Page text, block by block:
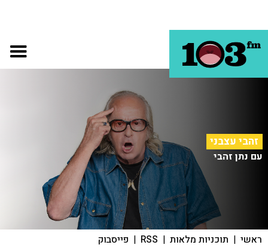
זהבי עצבני
עם נתן זהבי
ראשי | תוכניות מלאות |
RSS
| פייסבוק